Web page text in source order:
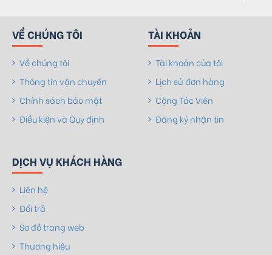
VỀ CHÚNG TÔI
Về chúng tôi
Thông tin vận chuyển
Chính sách bảo mật
Điều kiện và Quy định
TÀI KHOẢN
Tài khoản của tôi
Lịch sử đơn hàng
Cộng Tác Viên
Đăng ký nhận tin
DỊCH VỤ KHÁCH HÀNG
Liên hệ
Đổi trả
Sơ đồ trang web
Thương hiệu